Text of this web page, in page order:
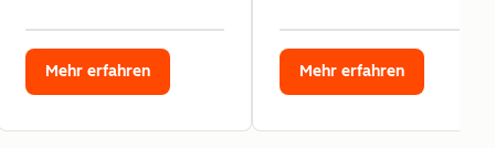
Mehr erfahren Mehr erfahren